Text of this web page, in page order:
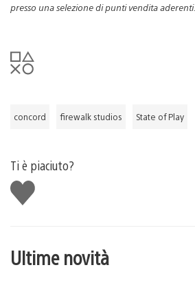
presso una selezione di punti vendita aderenti.
concord firewalk studios State of Play
Ti è piaciuto?
Mi
piace
Ultime novità